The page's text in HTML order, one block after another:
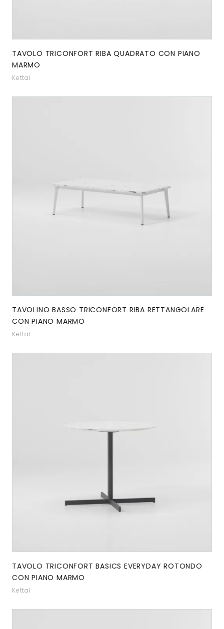
TAVOLO TRICONFORT RIBA QUADRATO CON PIANO
MARMO
Kettal
TAVOLINO BASSO TRICONFORT RIBA RETTANGOLARE
CON PIANO MARMO
Kettal
TAVOLO TRICONFORT BASICS EVERYDAY ROTONDO
CON PIANO MARMO
Kettal